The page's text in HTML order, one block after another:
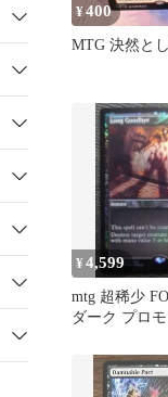
¥400
MTG 決然と
¥4,599
mtg 超稀少
ダーク プロモ